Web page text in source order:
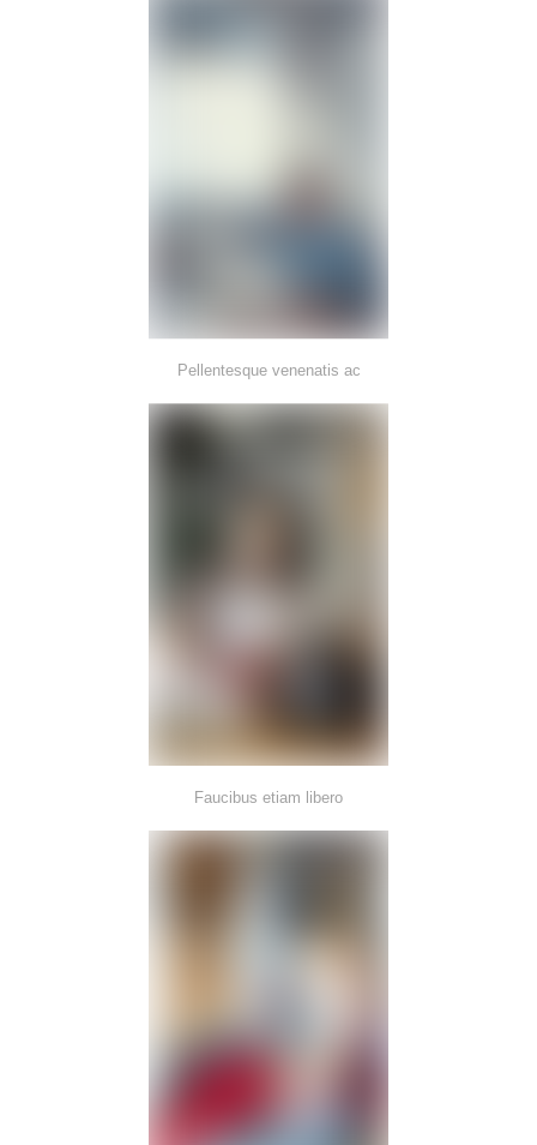
Pellentesque venenatis ac
Faucibus etiam libero